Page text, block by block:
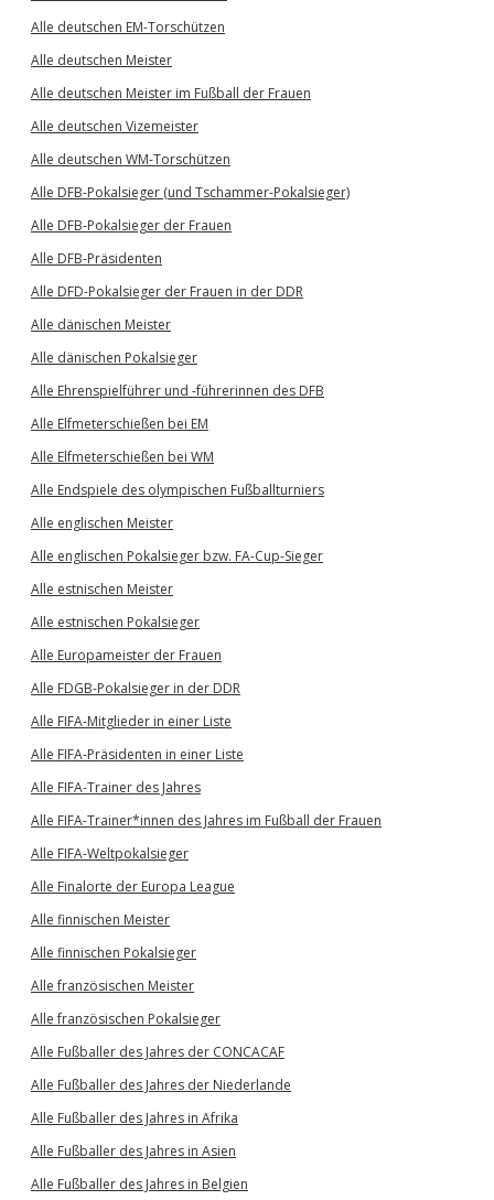
Alle deutschen EM-Torschützen
Alle deutschen Meister
Alle deutschen Meister im Fußball der Frauen
Alle deutschen Vizemeister
Alle deutschen WM-Torschützen
Alle DFB-Pokalsieger (und Tschammer-Pokalsieger)
Alle DFB-Pokalsieger der Frauen
Alle DFB-Präsidenten
Alle DFD-Pokalsieger der Frauen in der DDR
Alle dänischen Meister
Alle dänischen Pokalsieger
Alle Ehrenspielführer und -führerinnen des DFB
Alle Elfmeterschießen bei EM
Alle Elfmeterschießen bei WM
Alle Endspiele des olympischen Fußballturniers
Alle englischen Meister
Alle englischen Pokalsieger bzw. FA-Cup-Sieger
Alle estnischen Meister
Alle estnischen Pokalsieger
Alle Europameister der Frauen
Alle FDGB-Pokalsieger in der DDR
Alle FIFA-Mitglieder in einer Liste
Alle FIFA-Präsidenten in einer Liste
Alle FIFA-Trainer des Jahres
Alle FIFA-Trainer*innen des Jahres im Fußball der Frauen
Alle FIFA-Weltpokalsieger
Alle Finalorte der Europa League
Alle finnischen Meister
Alle finnischen Pokalsieger
Alle französischen Meister
Alle französischen Pokalsieger
Alle Fußballer des Jahres der CONCACAF
Alle Fußballer des Jahres der Niederlande
Alle Fußballer des Jahres in Afrika
Alle Fußballer des Jahres in Asien
Alle Fußballer des Jahres in Belgien